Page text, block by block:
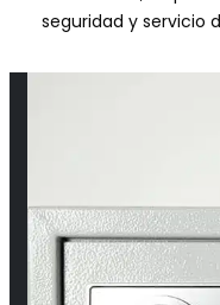
seguridad y servicio